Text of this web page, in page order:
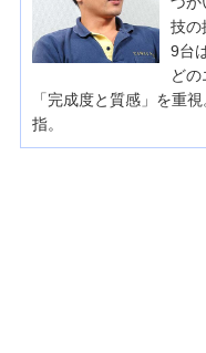
技の
9台
ど
「完成度と質感」を重
指。